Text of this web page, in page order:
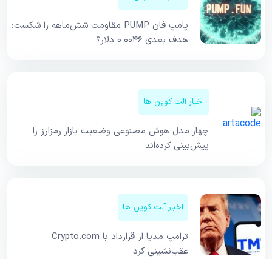
پامپ فان PUMP مقاومت شش‌ماهه را شکست؛
هدف بعدی ۰.۰۰۴۶ دلار؟
اخبار آلت کوین ها
چهار مدل هوش مصنوعی وضعیت بازار رمزارز را
پیش‌بینی کرده‌اند
اخبار آلت کوین ها
ترامپ مدیا از قرارداد با Crypto.com
عقب‌نشینی کرد